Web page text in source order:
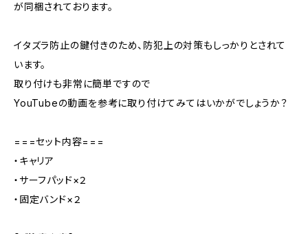
が同梱されております。
イタズラ防止の鍵付きのため、防犯上の対策もしっかりとされて
います。
取り付けも非常に簡単ですので
YouTubeの動画を参考に取り付けてみてはいかがでしょうか？
===セット内容===
・キャリア
・サーフパッド×２
・固定バンド×２